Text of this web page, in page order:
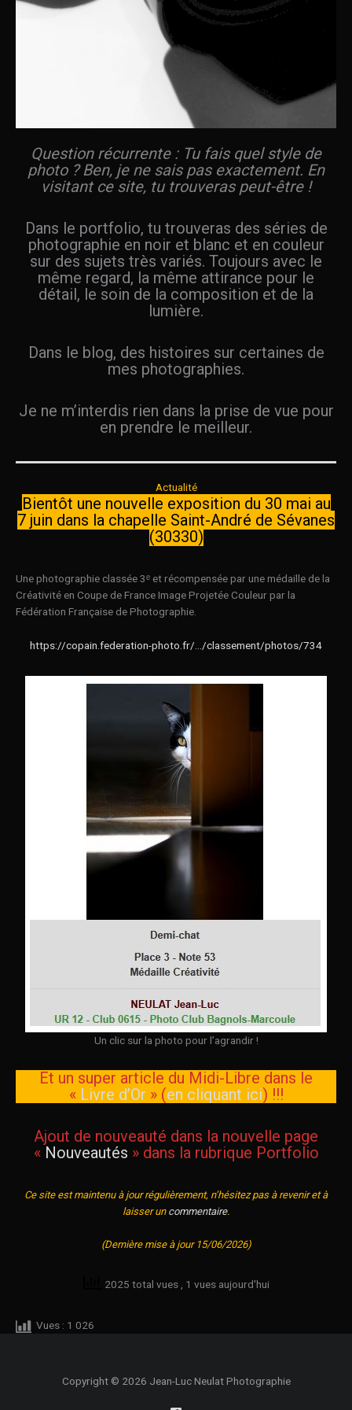
Question récurrente : Tu fais quel style de
photo ? Ben, je ne sais pas exactement. En
visitant ce site, tu trouveras peut-être !
Dans le portfolio, tu trouveras des séries de
photographie en noir et blanc et en couleur
sur des sujets très variés. Toujours avec le
même regard, la même attirance pour le
détail, le soin de la composition et de la
lumière.
Dans le blog, des histoires sur certaines de
mes photographies.
Je ne m’interdis rien dans la prise de vue pour
en prendre le meilleur.
Actualité
Bientôt une nouvelle exposition du 30 mai au
7 juin dans la chapelle Saint-André de Sévanes
(30330)
Une photographie classée 3ᵉ et récompensée par une médaille de la
Créativité en Coupe de France Image Projetée Couleur par la
Fédération Française de Photographie.
https://copain.federation-photo.fr/…/classement/photos/734
Un clic sur la photo pour l’agrandir !
Et un super article du Midi-Libre dans le
« Livre d’Or » (en cliquant ici) !!!
Ajout de nouveauté dans la nouvelle page
« Nouveautés » dans la rubrique Portfolio
Ce site est maintenu à jour régulièrement, n’hésitez pas à revenir et à
laisser un commentaire.
(Dernière mise à jour 15/06/2026)
2025 total vues , 1 vues aujourd'hui
Vues : 1 026
Copyright © 2026 Jean-Luc Neulat Photographie